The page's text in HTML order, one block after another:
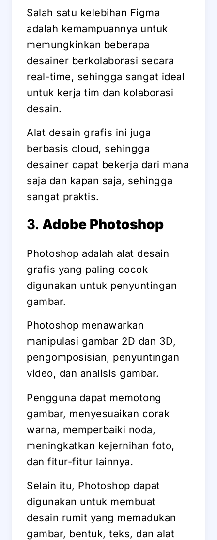
Salah satu kelebihan Figma
adalah kemampuannya untuk
memungkinkan beberapa
desainer berkolaborasi secara
real-time, sehingga sangat ideal
untuk kerja tim dan kolaborasi
desain.
Alat desain grafis ini juga
berbasis cloud, sehingga
desainer dapat bekerja dari mana
saja dan kapan saja, sehingga
sangat praktis.
3. Adobe Photoshop
Photoshop adalah alat desain
grafis yang paling cocok
digunakan untuk penyuntingan
gambar.
Photoshop menawarkan
manipulasi gambar 2D dan 3D,
pengomposisian, penyuntingan
video, dan analisis gambar.
Pengguna dapat memotong
gambar, menyesuaikan corak
warna, memperbaiki noda,
meningkatkan kejernihan foto,
dan fitur-fitur lainnya.
Selain itu, Photoshop dapat
digunakan untuk membuat
desain rumit yang memadukan
gambar, bentuk, teks, dan alat